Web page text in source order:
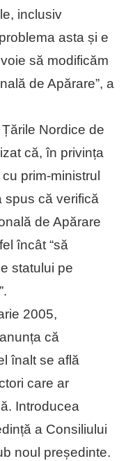
inclusiv
asta și e
să modificăm
de Apărare”, a
Nordice de
că, în privința
prim-ministrul
spus că verifică
de Apărare
încât “să
statului pe
2005,
că
înalt se află
care ar
Introducea
a Consiliului
noul președinte.